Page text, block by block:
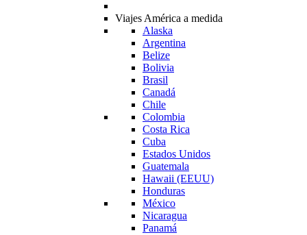
Viajes América a medida
Alaska
Argentina
Belize
Bolivia
Brasil
Canadá
Chile
Colombia
Costa Rica
Cuba
Estados Unidos
Guatemala
Hawaii (EEUU)
Honduras
México
Nicaragua
Panamá